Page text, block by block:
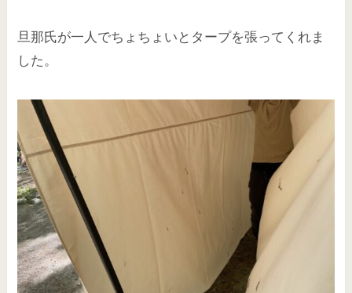
旦那氏が一人でちょちょいとタープを張ってくれま
した。